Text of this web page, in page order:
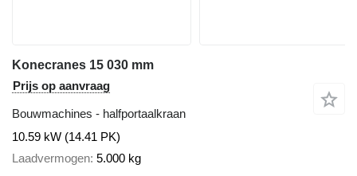
Konecranes 15 030 mm
Prijs op aanvraag
Bouwmachines - halfportaalkraan
10.59 kW (14.41 PK)
Laadvermogen 5.000 kg